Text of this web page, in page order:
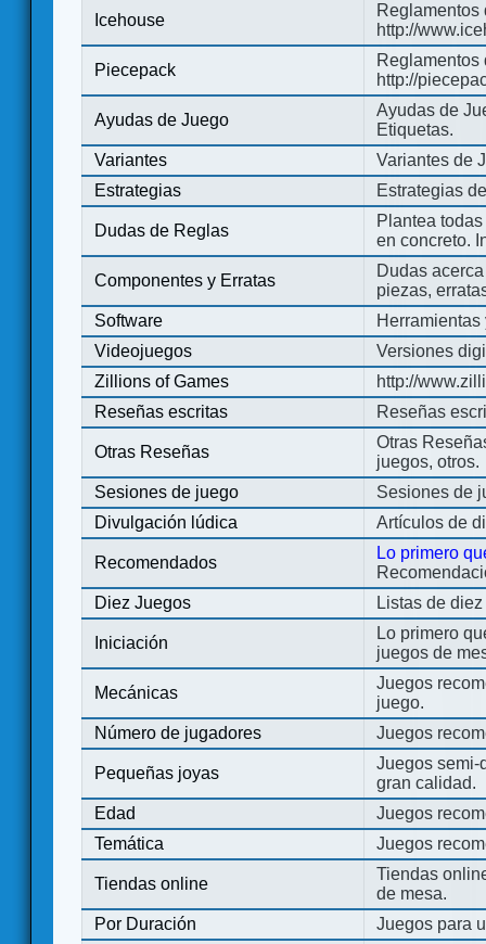
Icehouse
Reglamentos
http://
Piecepack
Reglamentos
http://
Ayudas de Juego
Ayudas de
Etiquetas.
Variantes
Variantes de
Estrategias
Estrategias
Dudas de Reglas
Plantea
en concreto.
Componentes y Erratas
Dudas
piezas,
Software
Videojuegos
Versiones
Zillions of Games
http://
Reseñas escritas
Reseñas
Otras Reseñas
Otras
juegos, otros.
Sesiones de juego
Sesiones de
Divulgación lúdica
Artículos de
Recomendados
Lo primero
Diez Juegos
Listas de
Iniciación
Lo primero
juegos de
Mecánicas
Juegos
juego.
Número de jugadores
Juegos
Pequeñas joyas
Juegos semi-
gran calidad.
Edad
Juegos
Temática
Juegos
Tiendas online
Tiendas
de mesa.
Por Duración
Juegos para